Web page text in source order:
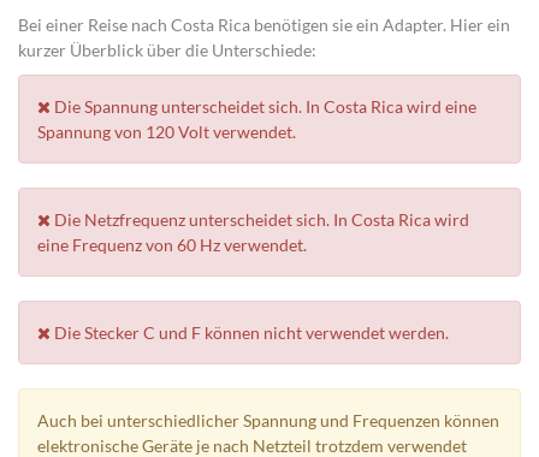
Bei einer Reise nach Costa Rica benötigen sie ein Adapter. Hier ein
kurzer Überblick über die Unterschiede:
Die Spannung unterscheidet sich. In Costa Rica wird eine
Spannung von 120 Volt verwendet.
Die Netzfrequenz unterscheidet sich. In Costa Rica wird
eine Frequenz von 60 Hz verwendet.
Die Stecker C und F können nicht verwendet werden.
Auch bei unterschiedlicher Spannung und Frequenzen können
elektronische Geräte je nach Netzteil trotzdem verwendet